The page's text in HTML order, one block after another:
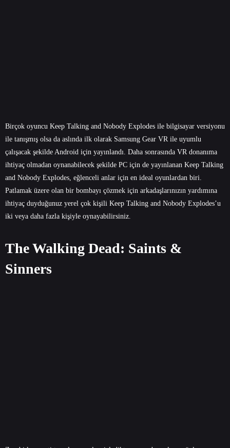
Birçok oyuncu Keep Talking and Nobody Explodes ile bilgisayar versiyonu
ile tanışmış olsa da aslında ilk olarak Samsung Gear VR ile uyumlu
çalışacak şekilde Android için yayınlandı. Daha sonrasında VR donanıma
ihtiyaç olmadan oynanabilecek şekilde PC için de yayınlanan Keep Talking
and Nobody Explodes, eğlenceli anlar için en ideal oyunlardan biri.
Patlamak üzere olan bir bombayı çözmek için arkadaşlarınızın yardımına
ihtiyaç duyduğunuz yerel çok kişili Keep Talking and Nobody Explodes’u
iki veya daha fazla kişiyle oynayabilirsiniz.
The Walking Dead: Saints &
Sinners